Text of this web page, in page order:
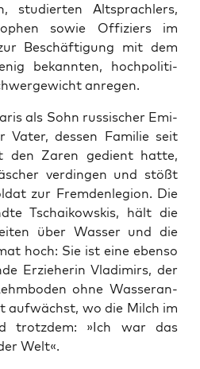
stu­dier­ten Alt­sprach­lers,
sowie Offi­ziers im
Beschäf­ti­gung mit dem
bekann­ten, hoch­po­li­ti­
anregen.
als Sohn rus­si­scher Emi­
Vater, des­sen Fami­lie seit
den Zaren gedient hat­te,
ver­din­gen und stößt
zur Frem­den­le­gi­on. Die
Tschai­kow­skis, hält die
über Was­ser und die
hoch: Sie ist eine eben­so
Erzie­he­rin Vla­di­mirs, der
ohne Was­ser­an­
auf­wächst, wo die Milch im
trotz­dem: »Ich war das
Welt«.